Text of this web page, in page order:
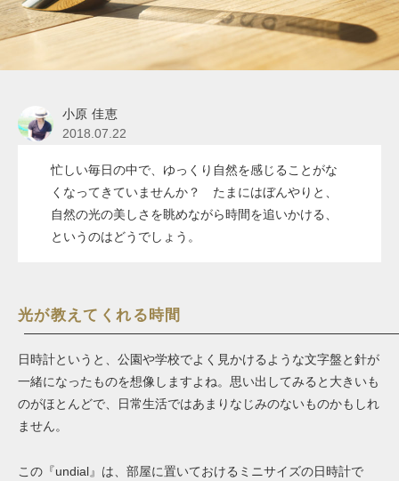
小原 佳恵
2018.07.22
忙しい毎日の中で、ゆっくり自然を感じることがな
くなってきていませんか？ たまにはぼんやりと、
自然の光の美しさを眺めながら時間を追いかける、
というのはどうでしょう。
光が教えてくれる時間
日時計というと、公園や学校でよく見かけるような文字盤と針が
一緒になったものを想像しますよね。思い出してみると大きいも
のがほとんどで、日常生活ではあまりなじみのないものかもしれ
ません。
この『undial』は、部屋に置いておけるミニサイズの日時計で